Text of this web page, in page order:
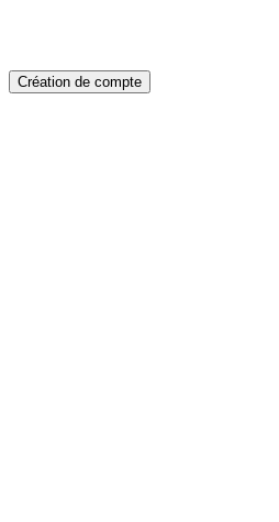
Création de compte